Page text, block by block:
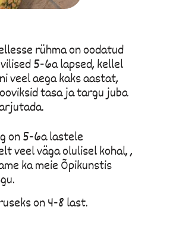
rühma on oodatud
5-6a lapsed, kellel
veel aega kaks aastat,
tasa ja targu juba
on 5-6a lastele
veel väga olulisel kohal, ,
ka meie Õpikunstis
on 4-8 last.